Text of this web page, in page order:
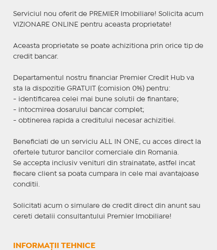
Serviciul nou oferit de PREMIER Imobiliare! Solicita acum
VIZIONARE ONLINE pentru aceasta proprietate!
Aceasta proprietate se poate achizitiona prin orice tip de
credit bancar.
Departamentul nostru financiar Premier Credit Hub va
sta la dispozitie GRATUIT (comision 0%) pentru:
- identificarea celei mai bune solutii de finantare;
- intocmirea dosarului bancar complet;
- obtinerea rapida a creditului necesar achizitiei.
Beneficiati de un serviciu ALL IN ONE, cu acces direct la
ofertele tuturor bancilor comerciale din Romania.
Se accepta inclusiv venituri din strainatate, astfel incat
fiecare client sa poata cumpara in cele mai avantajoase
conditii.
Solicitati acum o simulare de credit direct din anunt sau
cereti detalii consultantului Premier Imobiliare!
INFORMAȚII TEHNICE